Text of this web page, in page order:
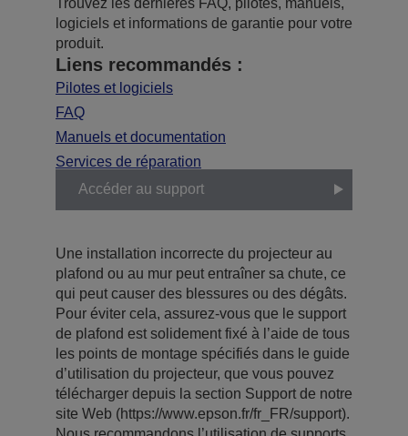
logiciels et informations de garantie pour votre
produit.
Liens recommandés :
Pilotes et logiciels
FAQ
Manuels et documentation
Services de réparation
Accéder au support
Une installation incorrecte du projecteur au
plafond ou au mur peut entraîner sa chute, ce
qui peut causer des blessures ou des dégâts.
Pour éviter cela, assurez-vous que le support
de plafond est solidement fixé à l’aide de tous
les points de montage spécifiés dans le guide
d’utilisation du projecteur, que vous pouvez
télécharger depuis la section Support de notre
site Web (https://www.epson.fr/fr_FR/support).